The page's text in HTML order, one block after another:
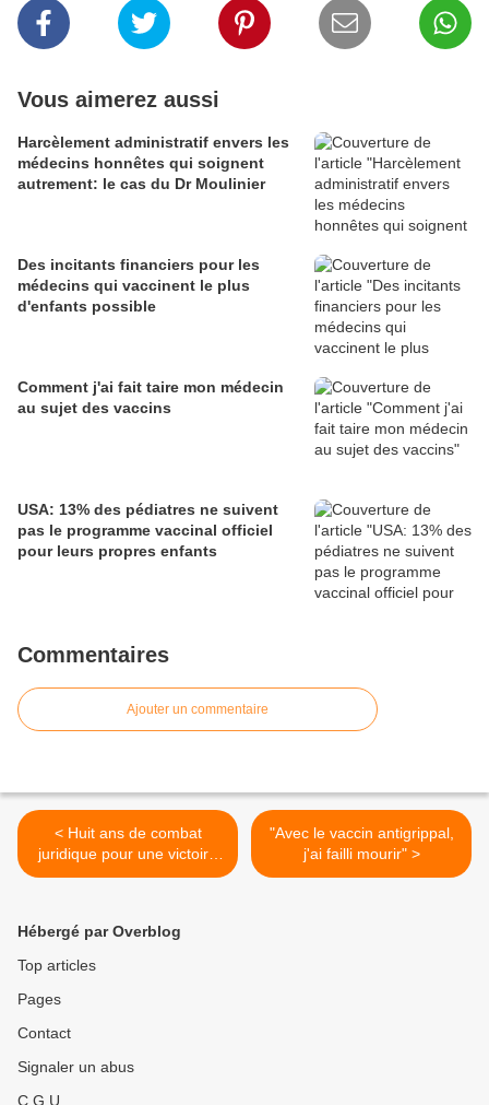
Vous aimerez aussi
Harcèlement administratif envers les
médecins honnêtes qui soignent
autrement: le cas du Dr Moulinier
Des incitants financiers pour les
médecins qui vaccinent le plus
d'enfants possible
Comment j'ai fait taire mon médecin
au sujet des vaccins
USA: 13% des pédiatres ne suivent
pas le programme vaccinal officiel
pour leurs propres enfants
Commentaires
Ajouter un commentaire
< Huit ans de combat
juridique pour une victoire
sur la dictature vaccinale
"Avec le vaccin antigrippal,
j'ai failli mourir" >
Hébergé par Overblog
Top articles
Pages
Contact
Signaler un abus
C.G.U.